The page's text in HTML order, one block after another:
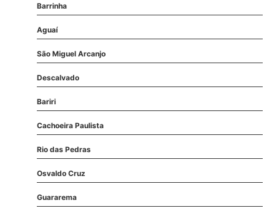
Barrinha
Aguaí
São Miguel Arcanjo
Descalvado
Bariri
Cachoeira Paulista
Rio das Pedras
Osvaldo Cruz
Guararema